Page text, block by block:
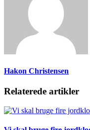
Hakon Christensen
Relaterede artikler